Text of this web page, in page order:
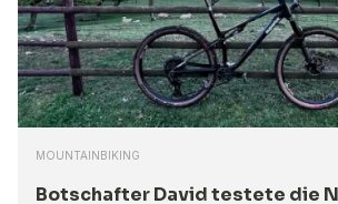
MOUNTAINBIKING
Botschafter David testete die